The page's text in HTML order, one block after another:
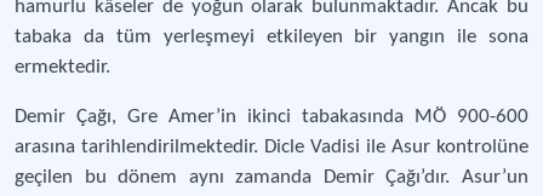
hamurlu kâseler de yoğun olarak bulunmaktadır. Ancak bu
tabaka da tüm yerleşmeyi etkileyen bir yangın ile sona
ermektedir.
Demir Çağı, Gre Amer’in ikinci tabakasında MÖ 900-600
arasına tarihlendirilmektedir. Dicle Vadisi ile Asur kontrolüne
geçilen bu dönem aynı zamanda Demir Çağı’dır. Asur’un